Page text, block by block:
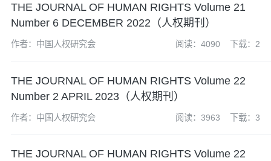
THE JOURNAL OF HUMAN RIGHTS Volume 21
Number 6 DECEMBER 2022（人权期刊）
作者：中国人权研究会 阅读：4090 下载：2
THE JOURNAL OF HUMAN RIGHTS Volume 22
Number 2 APRIL 2023（人权期刊）
作者：中国人权研究会 阅读：3963 下载：3
THE JOURNAL OF HUMAN RIGHTS Volume 22